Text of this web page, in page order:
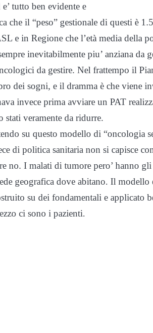
tutto ben evidente e
che il “peso” gestionale di questi è
e in Regione che l’età media della
inevitabilmente piu’ anziana da
da gestire. Nel frattempo il
dei sogni, e il dramma è che viene
invece prima avviare un PAT
stati veramente da ridurre.
su questo modello di “oncologia
di politica sanitaria non si capisce
no. I malati di tumore pero’ hanno
geografica dove abitano. Il modello
su dei fondamentali e applicato
ci sono i pazienti.